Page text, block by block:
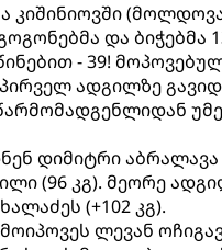
და ბიჭებმა
- 39!
ადგილზე
დიმიტრი აბრალავა
(96 კგ). მეორე
(+102 კგ).
ლევან